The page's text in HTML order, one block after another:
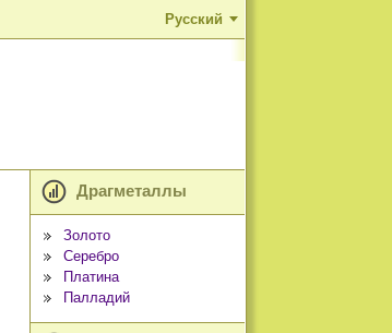
Русский
Драгметаллы
Золото
Серебро
Платина
Палладий